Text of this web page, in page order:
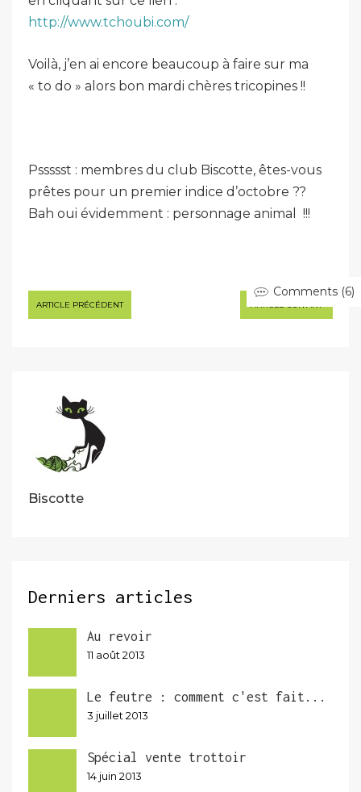
http://www.tchoubi.com/
Voilà, j’en ai encore beaucoup à faire sur ma
« to do » alors bon mardi chères tricopines !!
Pssssst : membres du club Biscotte, êtes-vous
prêtes pour un premier indice d’octobre ??
Bah oui évidemment : personnage animal !!!
Navigation
de
ARTICLE PRÉCÉDENT ARTICLE SUIVANT
Biscotte
Derniers articles
Au revoir
11 août 2013
Le feutre : comment c'est fait...
3 juillet 2013
Spécial vente trottoir
14 juin 2013
Comments (6)